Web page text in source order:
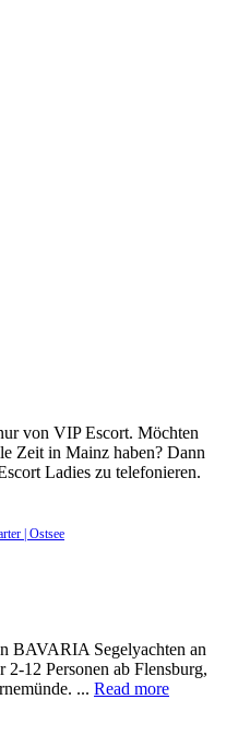
von VIP Escort. Möchten
Zeit in Mainz haben? Dann
Ladies zu telefonieren.
| Ostsee
BAVARIA Segelyachten an
2-12 Personen ab Flensburg,
... Read more